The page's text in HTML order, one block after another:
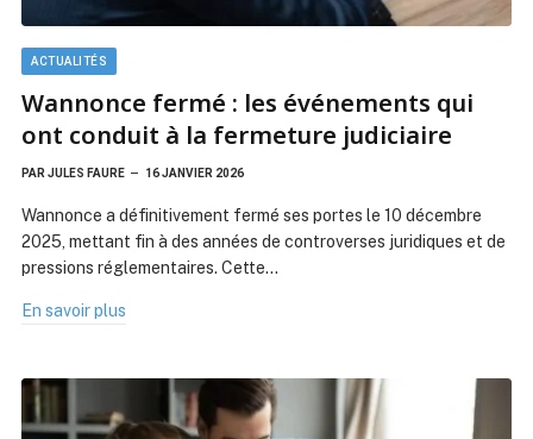
ACTUALITÉS
Wannonce fermé : les événements qui
ont conduit à la fermeture judiciaire
PAR JULES FAURE 16 JANVIER 2026
Wannonce a définitivement fermé ses portes le 10 décembre
2025, mettant fin à des années de controverses juridiques et de
pressions réglementaires. Cette…
En savoir plus